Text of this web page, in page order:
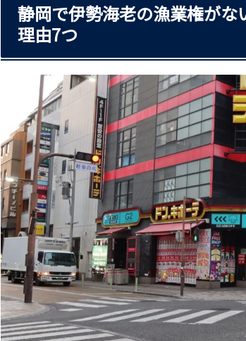
静岡で伊勢海老の漁業権が
理由7つ